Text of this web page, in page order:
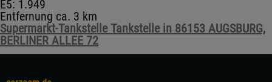
E5: 1.949
Entfernung ca. 3 km
Supermarkt-Tankstelle Tankstelle in 86153 AUGSBURG,
BERLINER ALLEE 72